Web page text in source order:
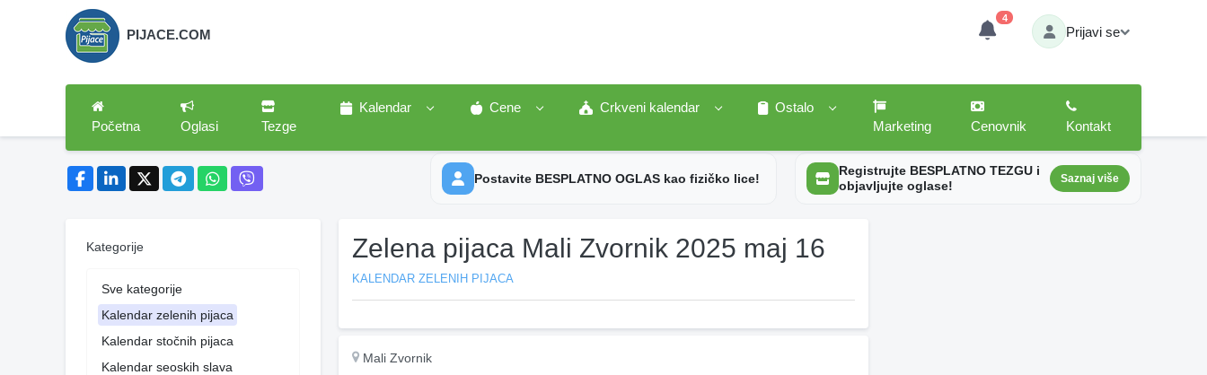
PIJACE.COM
4
Prijavi se
Početna Oglasi Tezge
Kalendar Cene Crkveni kalendar
Ostalo
Marketing
Cenovnik Kontakt
Postavite BESPLATNO OGLAS kao fizičko lice!
Registrujte BESPLATNO TEZGU i
objavljujte oglase!
Saznaj više
Kategorije
Sve kategorije
Kalendar zelenih pijaca
Kalendar stočnih pijaca
Kalendar seoskih slava
Zelena pijaca Mali Zvornik 2025 maj 16
KALENDAR ZELENIH PIJACA
Mali Zvornik